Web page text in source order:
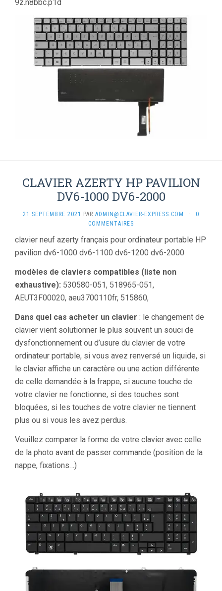
9z.n8bbc.p1d
CLAVIER AZERTY HP PAVILION
DV6-1000 DV6-2000
21 SEPTEMBRE 2021 PAR ADMIN@CLAVIER-EXPRESS.COM ·
0
COMMENTAIRES
clavier neuf azerty français pour ordinateur portable HP
pavilion dv6-1000 dv6-1100 dv6-1200 dv6-2000
modèles de claviers compatibles (liste non
exhaustive): 530580-051, 518965-051,
AEUT3F00020, aeu3700110fr, 515860,
Dans quel cas acheter un clavier : le changement de
clavier vient solutionner le plus souvent un souci de
dysfonctionnement ou d’usure du clavier de votre
ordinateur portable, si vous avez renversé un liquide, si
le clavier affiche un caractère ou une action différente
de celle demandée à la frappe, si aucune touche de
votre clavier ne fonctionne, si des touches sont
bloquées, si les touches de votre clavier ne tiennent
plus ou si vous les avez perdus.
Veuillez comparer la forme de votre clavier avec celle
de la photo avant de passer commande (position de la
nappe, fixations…)